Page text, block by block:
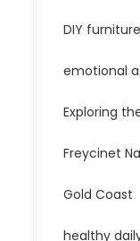
DIY
emotional
Exploring
Freycinet
Gold Coast
healthy